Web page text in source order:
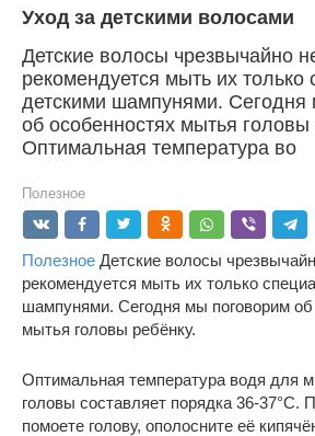
Уход за детскими волосами
Детские волосы чрезвычайно
рекомендуется мыть их
детскими шампунями. Сегодня
об особенностях мытья головы
Оптимальная температура во
Полезное
Полезное Детские волосы
рекомендуется мыть их только
шампунями. Сегодня мы поговорим об
мытья головы ребёнку.
Оптимальная температура водя для
головы составляет порядка 36-37°C.
помоете голову, ополосните её